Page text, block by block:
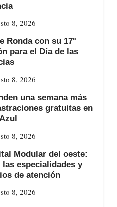
8, 2026
Ronda con su 17°
para el Día de las
8, 2026
una semana más
gratuitas en
8, 2026
Modular del oeste:
las especialidades y
de atención
8, 2026